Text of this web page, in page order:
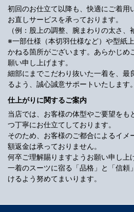
初回のお仕立て以降も、快適にご着用
お直しサービスを承っております。
（例：股上の調整、腕まわりの太さ、
※一部仕様（本切羽仕様など）や型紙
かねる箇所がございます。あらかじめ
願い申し上げます。
細部にまでこだわり抜いた一着を、最
るよう、誠心誠意サポートいたします。
仕上がりに関するご案内
当店では、お客様の体型やご要望をも
つ丁寧にお仕立てしております。
そのため、お客様のご都合によるイメ
額返金は承っておりません。
何卒ご理解賜りますようお願い申し上
一着のスーツに宿る「品格」と「信頼
けるよう努めてまいります。